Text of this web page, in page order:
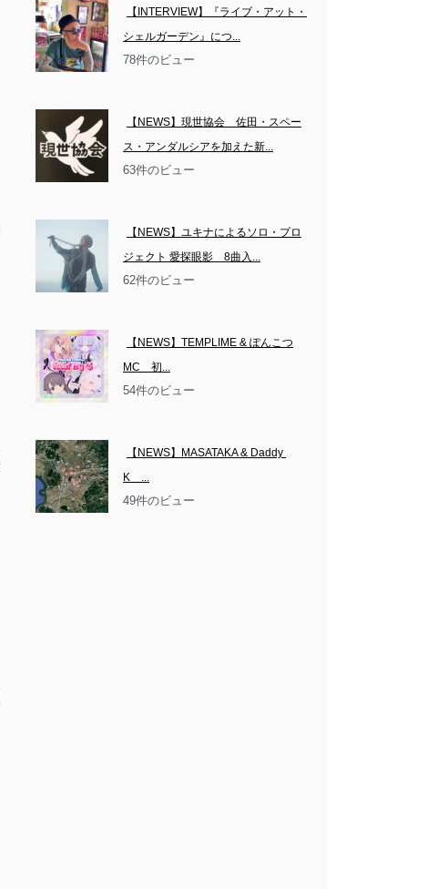
【INTERVIEW】『ライブ・アット・
シェルガーデン』につ...
78件のビュー
【NEWS】現世協会　佐田・スペー
ス・アンダルシアを加えた新...
63件のビュー
【NEWS】ユキナによるソロ・プロ
ジェクト 愛探眼影　8曲入...
62件のビュー
【NEWS】TEMPLIME & ぽんこつ
MC　初...
54件のビュー
【NEWS】MASATAKA & Daddy
K　...
49件のビュー